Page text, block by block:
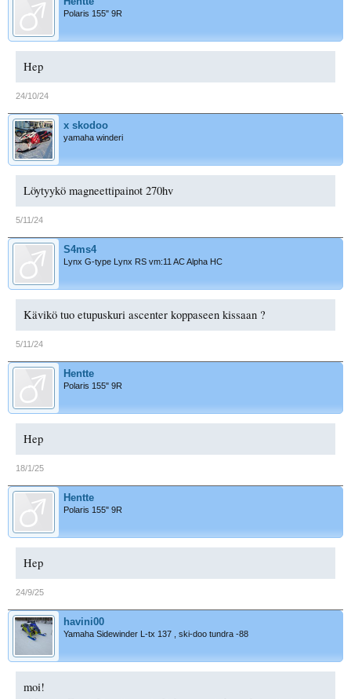
Polaris 155" 9R
Hep
24/10/24
x skodoo
yamaha winderi
Löytyykö magneettipainot 270hv
5/11/24
S4ms4
Lynx G-type Lynx RS vm:11 AC Alpha HC
Kävikö tuo etupuskuri ascenter koppaseen kissaan ?
5/11/24
Hentte
Polaris 155" 9R
Hep
18/1/25
Hentte
Polaris 155" 9R
Hep
24/9/25
havini00
Yamaha Sidewinder L-tx 137 , ski-doo tundra -88
moi!